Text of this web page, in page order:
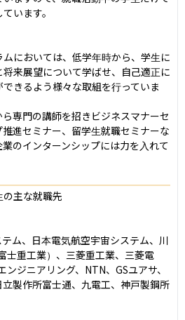
います。
においては、低学年時から、学生に
来展望について学ばせ、自己適正に
きるよう様々な取組を行っていま
専門の講師を招きビジネスマナーセ
進セミナー、留学生就職セミナーな
のインターンシップには力を入れて
主な就職先
ム、日本電気航空宇宙システム、川
士重工業）、三菱重工業、三菱電
ジニアリング、NTN、GSユアサ、
製作所富士通、九電工、神戸製鋼所